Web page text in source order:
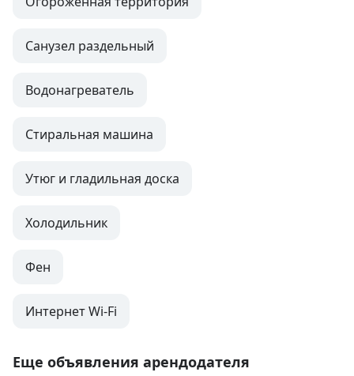
Санузел раздельный
Водонагреватель
Стиральная машина
Утюг и гладильная доска
Холодильник
Фен
Интернет Wi-Fi
Еще объявления арендодателя